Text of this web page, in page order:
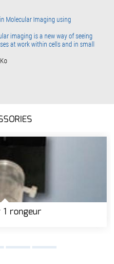
Molecular Imaging using
imaging is a new way of seeing
at work within cells and in small
1 rongeur